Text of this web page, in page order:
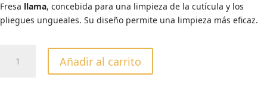
Fresa llama, concebida para una limpieza de la cutícula y los
pliegues ungueales. Su diseño permite una limpieza más eficaz.
LLAMA
Añadir al carrito